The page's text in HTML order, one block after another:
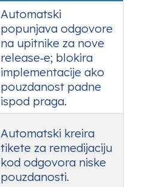
Automatski
popunjava odgovore
na upitnike za nove
release‑e; blokira
implementacije ako
pouzdanost padne
ispod praga.
Automatski kreira
tikete za remedijaciju
kod odgovora niske
pouzdanosti.